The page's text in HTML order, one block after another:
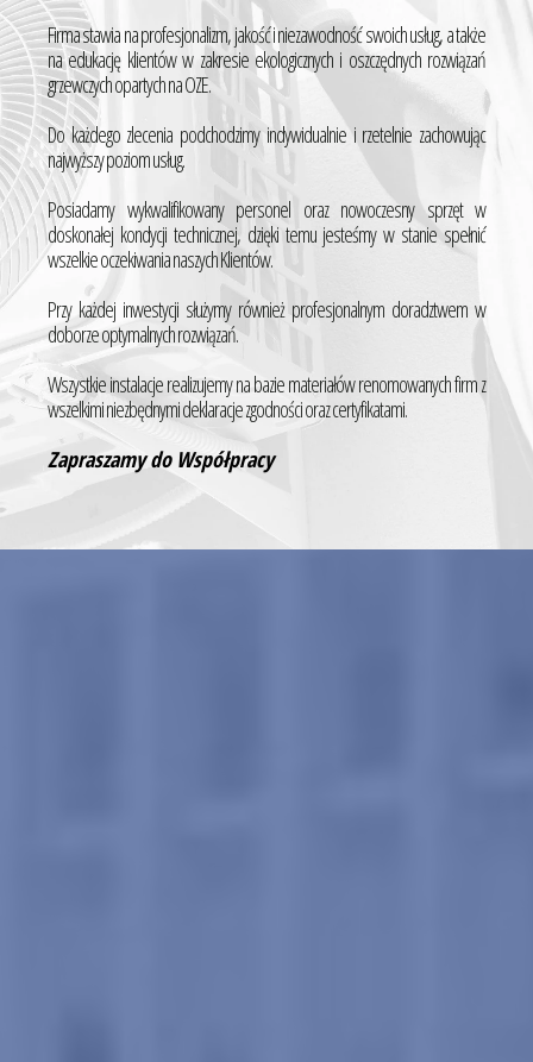
Firma stawia na profesjonalizm, jakość i niezawodność swoich usług, a także
na edukację klientów w zakresie ekologicznych i oszczędnych rozwiązań
grzewczych opartych na OZE.
Do każdego zlecenia podchodzimy indywidualnie i rzetelnie zachowując
najwyższy poziom usług.
Posiadamy wykwalifikowany personel oraz nowoczesny sprzęt w
doskonałej kondycji technicznej, dzięki temu jesteśmy w stanie spełnić
wszelkie oczekiwania naszych Klientów.
Przy każdej inwestycji służymy również profesjonalnym doradztwem w
doborze optymalnych rozwiązań.
Wszystkie instalacje realizujemy na bazie materiałów renomowanych firm z
wszelkimi niezbędnymi deklaracje zgodności oraz certyfikatami.
Zapraszamy do Współpracy